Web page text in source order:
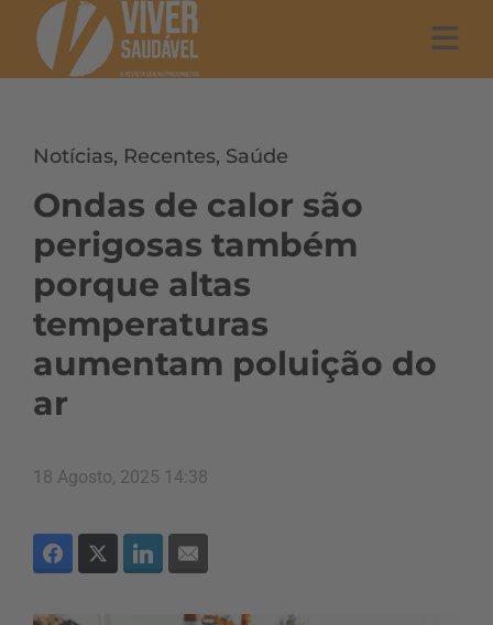
Notícias, Recentes, Saúde
Ondas de calor são
perigosas também
porque altas
temperaturas
aumentam poluição do
ar
18 Agosto, 2025 14:38